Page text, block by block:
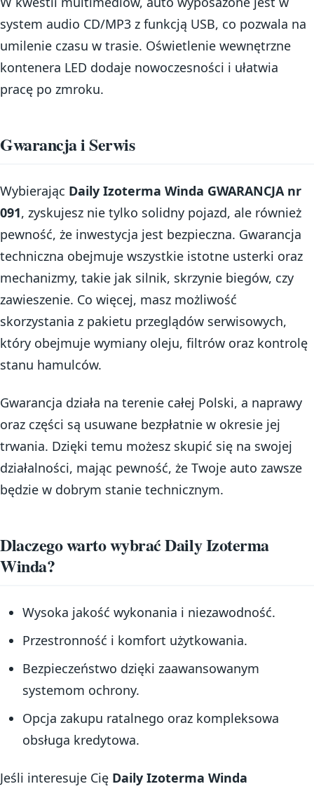
system audio CD/MP3 z funkcją USB, co pozwala na
umilenie czasu w trasie. Oświetlenie wewnętrzne
kontenera LED dodaje nowoczesności i ułatwia
pracę po zmroku.
Gwarancja i Serwis
Wybierając Daily Izoterma Winda GWARANCJA nr
091, zyskujesz nie tylko solidny pojazd, ale również
pewność, że inwestycja jest bezpieczna. Gwarancja
techniczna obejmuje wszystkie istotne usterki oraz
mechanizmy, takie jak silnik, skrzynie biegów, czy
zawieszenie. Co więcej, masz możliwość
skorzystania z pakietu przeglądów serwisowych,
który obejmuje wymiany oleju, filtrów oraz kontrolę
stanu hamulców.
Gwarancja działa na terenie całej Polski, a naprawy
oraz części są usuwane bezpłatnie w okresie jej
trwania. Dzięki temu możesz skupić się na swojej
działalności, mając pewność, że Twoje auto zawsze
będzie w dobrym stanie technicznym.
Dlaczego warto wybrać Daily Izoterma
Winda?
Wysoka jakość wykonania i niezawodność.
Przestronność i komfort użytkowania.
Bezpieczeństwo dzięki zaawansowanym
systemom ochrony.
Opcja zakupu ratalnego oraz kompleksowa
obsługa kredytowa.
Jeśli interesuje Cię Daily Izoterma Winda